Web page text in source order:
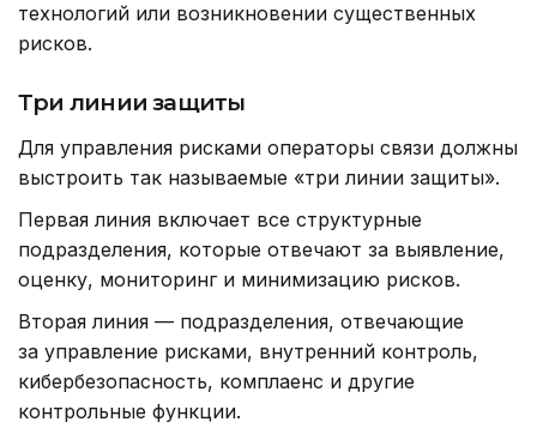
технологий или возникновении существенных
рисков.
Три линии защиты
Для управления рисками операторы связи должны
выстроить так называемые «три линии защиты».
Первая линия включает все структурные
подразделения, которые отвечают за выявление,
оценку, мониторинг и минимизацию рисков.
Вторая линия — подразделения, отвечающие
за управление рисками, внутренний контроль,
кибербезопасность, комплаенс и другие
контрольные функции.